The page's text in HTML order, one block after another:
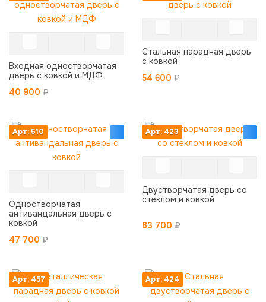
Входная одностворчатая
дверь с ковкой и МДФ
40 900 ₽
Стальная парадная дверь
с ковкой
54 600 ₽
Арт: 510
Одностворчатая
антивандальная дверь с
ковкой
47 700 ₽
Арт: 423
Двустворчатая дверь со
стеклом и ковкой
83 700 ₽
Арт: 457 Арт: 424